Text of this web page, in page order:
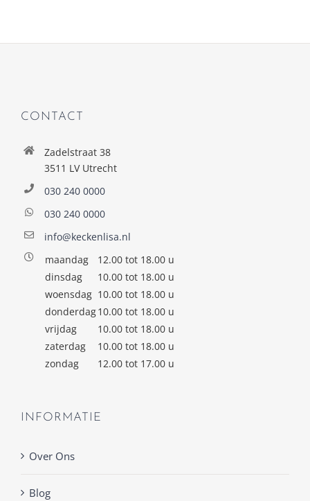
CONTACT
Zadelstraat 38
3511 LV Utrecht
030 240 0000
030 240 0000
info@keckenlisa.nl
maandag
12.00 tot 18.00 u
dinsdag
10.00 tot 18.00 u
woensdag 10.00 tot 18.00 u
donderdag10.00 tot 18.00 u
vrijdag
10.00 tot 18.00 u
zaterdag
10.00 tot 18.00 u
zondag
12.00 tot 17.00 u
INFORMATIE
Over Ons
Blog